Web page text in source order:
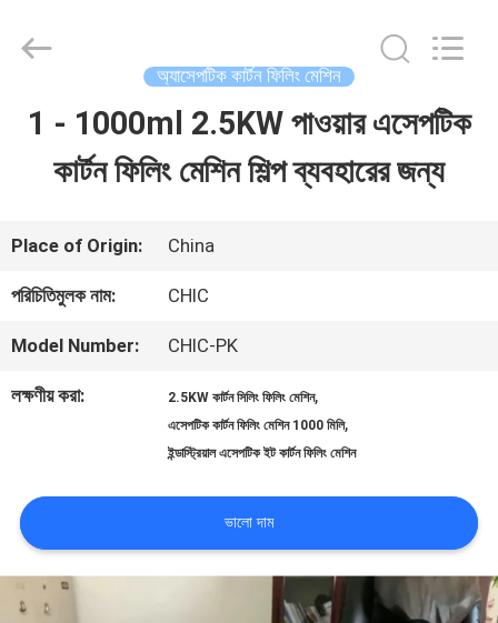
বাড়ি
আমাদের
সম্পর্কে
কারখানা
গুণমান
নিয়ন্ত্রণ
Chic
Machinery
অ্যাসেপটিক কার্টন ফিলিং মেশিন
1 - 1000ml 2.5KW পাওয়ার এসেপটিক
কার্টন ফিলিং মেশিন শিল্প ব্যবহারের জন্য
Place of Origin: China
পরিচিতিমুলক নাম: CHIC
Model Number: CHIC-PK
লক্ষণীয় করা: 2.5KW কার্টন সিলিং ফিলিং মেশিন,
এসেপটিক কার্টন ফিলিং মেশিন 1000 মিলি,
ইন্ডাস্ট্রিয়াল এসেপটিক ইট কার্টন ফিলিং মেশিন
ভালো দাম